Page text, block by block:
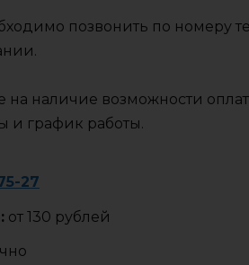
позвонить по номеру
наличие возможности
и график работы.
27
от 130 рублей